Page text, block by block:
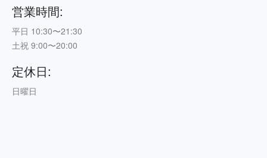
営業時間:
平日 10:30〜21:30
土祝 9:00〜20:00
定休日:
日曜日